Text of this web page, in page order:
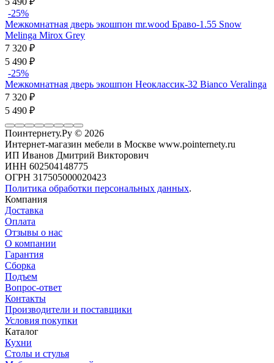
-25%
Межкомнатная дверь экошпон mr.wood Браво-1.55 Snow
Melinga Mirox Grey
7 320 ₽
5 490 ₽
-25%
Межкомнатная дверь экошпон Неоклассик-32 Bianco Veralinga
7 320 ₽
5 490 ₽
Поинтернету.Ру © 2026
Интернет-магазин мебели в Москве www.pointernety.ru
ИП Иванов Дмитрий Викторович
ИНН 602504148775
ОГРН 317505000020423
Политика обработки персональных данных.
Компания
Доставка
Оплата
Отзывы о нас
О компании
Гарантия
Сборка
Подъем
Вопрос-ответ
Контакты
Производители и поставщики
Условия покупки
Каталог
Кухни
Столы и стулья